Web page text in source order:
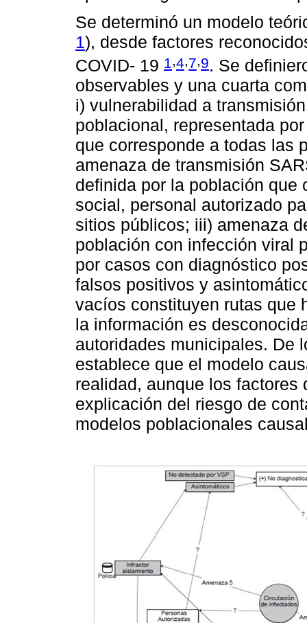
Se determinó un modelo
1), desde factores
COVID- 19 1,4,7,9. Se
observables y una cuarta
i) vulnerabilidad a
poblacional, representada
que corresponde a todas las
amenaza de transmisión
definida por la población
social, personal autorizado
sitios públicos; iii) amenaza
población con infección viral
por casos con diagnóstico
falsos positivos y
vacíos constituyen rutas que
la información es
autoridades municipales. De
establece que el modelo
realidad, aunque los
explicación del riesgo de
modelos poblacionales